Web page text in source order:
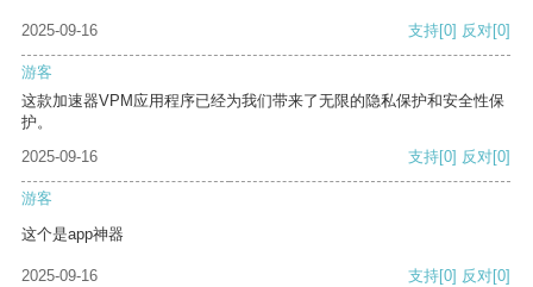
2025-09-16 支持[0] 反对[0]
游客
这款加速器VPM应用程序已经为我们带来了无限的隐私保护和安全性保
护。
2025-09-16
支持[0] 反对[0]
游客
这个是app神器
2025-09-16 支持[0] 反对[0]